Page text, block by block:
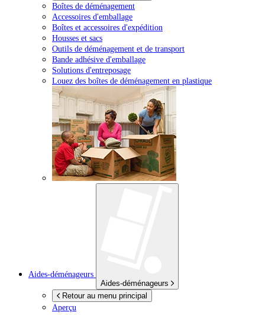
Boîtes de déménagement
Accessoires d'emballage
Boîtes et accessoires d'expédition
Housses et sacs
Outils de déménagement et de transport
Bande adhésive d'emballage
Solutions d'entreposage
Louez des boîtes de déménagement en plastique
Aides-déménageurs
Aides-déménageurs
Retour au menu principal
Aperçu